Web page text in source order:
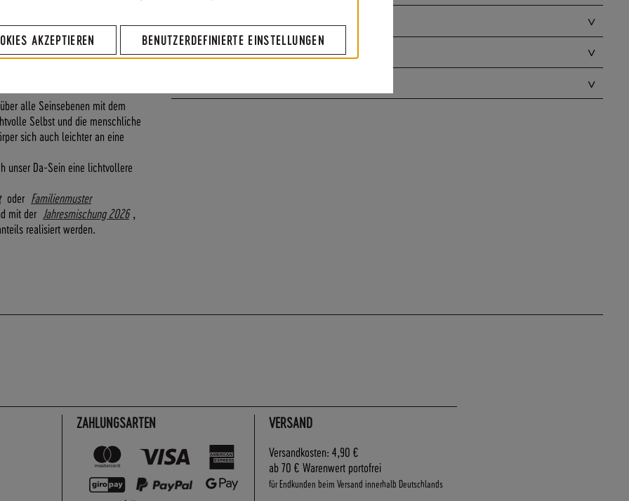
AKZEPTIEREN BENUTZERDEFINIERTE EINSTELLUNGEN
auf den Lippen, weil man
Freude, ohne speziellen
Zustand des Seins ist.
Umgang mit dem Leben: Wir
und gehetzt zu sein, können
alle Seinsebenen mit dem
Selbst und die menschliche
sich auch leichter an eine
unser Da-Sein eine lichtvollere
oder Familienmuster
mit der Jahresmischung 2026 ,
realisiert werden.
Energien
Anwendungen
ZAHLUNGSARTEN VERSAND
Versandkosten: 4,90 €
ab 70 € Warenwert portofrei
für Endkunden beim Versand innerhalb Deutschlands